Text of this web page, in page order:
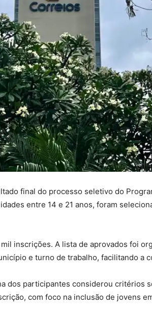
final do processo seletivo do
entre 14 e 21 anos, foram
inscrições. A lista de aprovados foi
e turno de trabalho, facilitando a
dos participantes considerou critérios
com foco na inclusão de jovens